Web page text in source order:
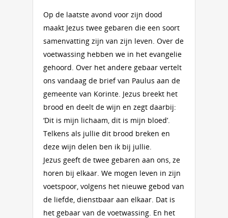
Op de laatste avond voor zijn dood
maakt Jezus twee gebaren die een soort
samenvatting zijn van zijn leven. Over de
voetwassing hebben we in het evangelie
gehoord. Over het andere gebaar vertelt
ons vandaag de brief van Paulus aan de
gemeente van Korinte. Jezus breekt het
brood en deelt de wijn en zegt daarbij:
‘Dit is mijn lichaam, dit is mijn bloed’.
Telkens als jullie dit brood breken en
deze wijn delen ben ik bij jullie.
Jezus geeft de twee gebaren aan ons, ze
horen bij elkaar. We mogen leven in zijn
voetspoor, volgens het nieuwe gebod van
de liefde, dienstbaar aan elkaar. Dat is
het gebaar van de voetwassing. En het